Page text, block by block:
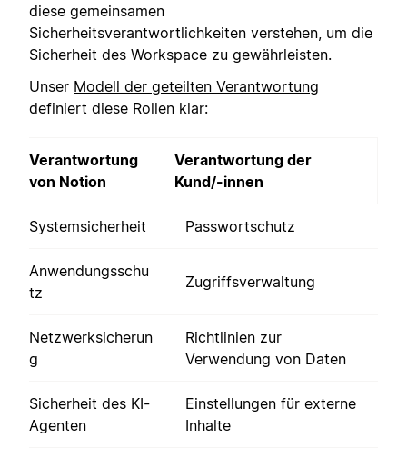
diese gemeinsamen
Sicherheitsverantwortlichkeiten verstehen, um die
Sicherheit des Workspace zu gewährleisten.
Unser Modell der geteilten Verantwortung
definiert diese Rollen klar:
Verantwortung
von Notion
Verantwortung der
Kund/-innen
Systemsicherheit Passwortschutz
Anwendungsschu
tz
Zugriffsverwaltung
Netzwerksicherun
g
Richtlinien zur
Verwendung von Daten
Sicherheit des KI-
Agenten
Einstellungen für externe
Inhalte